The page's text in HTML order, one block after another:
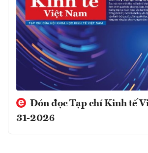
Đón đọc Tạp chí Kinh tế
31-2026